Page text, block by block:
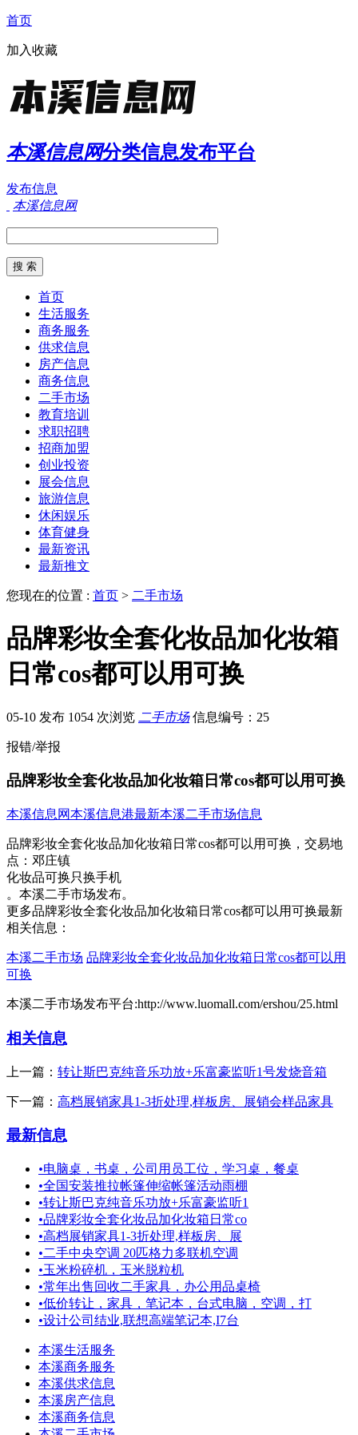
首页
加入收藏
本溪信息网分类信息发布平台
发布信息
本溪信息网
首页
生活服务
商务服务
供求信息
房产信息
商务信息
二手市场
教育培训
求职招聘
招商加盟
创业投资
展会信息
旅游信息
休闲娱乐
体育健身
最新资讯
最新推文
您现在的位置 : 首页 > 二手市场
品牌彩妆全套化妆品加化妆箱
日常cos都可以用可换
05-10 发布 1054 次浏览 二手市场 信息编号：25
报错/举报
品牌彩妆全套化妆品加化妆箱日常cos都可以用可换
本溪信息网本溪信息港最新本溪二手市场信息
品牌彩妆全套化妆品加化妆箱日常cos都可以用可换， 交易地
点： 邓庄镇
化妆品可换只换手机​‌‌
。本溪二手市场发布。
更多品牌彩妆全套化妆品加化妆箱日常cos都可以用可换最新
相关信息：
本溪二手市场 品牌彩妆全套化妆品加化妆箱日常cos都可以用
可换
本溪二手市场发布平台:http://www.luomall.com/ershou/25.html
相关信息
上一篇： 转让斯巴克纯音乐功放+乐富豪监听1号发烧音箱
下一篇： 高档展销家具1-3折处理,样板房、展销会样品家具
最新信息
•电脑桌，书桌，公司用员工位，学习桌，餐桌
•全国安装推拉帐篷伸缩帐篷活动雨棚
•转让斯巴克纯音乐功放+乐富豪监听1
•品牌彩妆全套化妆品加化妆箱日常co
•高档展销家具1-3折处理,样板房、展
•二手中央空调 20匹格力多联机空调
•玉米粉碎机，玉米脱粒机
•常年出售回收二手家具，办公用品桌椅
•低价转让，家具，笔记本，台式电脑，空调，打
•设计公司结业,联想高端笔记本,I7台
本溪生活服务
本溪商务服务
本溪供求信息
本溪房产信息
本溪商务信息